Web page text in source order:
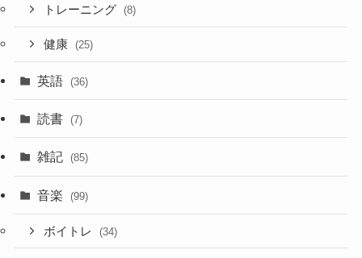
トレーニング (8)
健康 (25)
英語 (36)
読書 (7)
雑記 (85)
音楽 (99)
ボイトレ (34)